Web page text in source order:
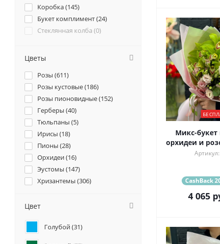
Микс-букет
орхидеи и
CashBack
4 065
Коробка (145)
Букет комплимент (24)
Стеклянная колба (0)
Цветы
Розы (611)
Розы кустовые (186)
Розы пионовидные (152)
Герберы (40)
Тюльпаны (5)
Ирисы (18)
Пионы (28)
Орхидеи (16)
Эустомы (147)
Хризантемы (306)
Ранункулюсы (
Гортензии (95)
Лилии (
Цвет
Голубой (31)